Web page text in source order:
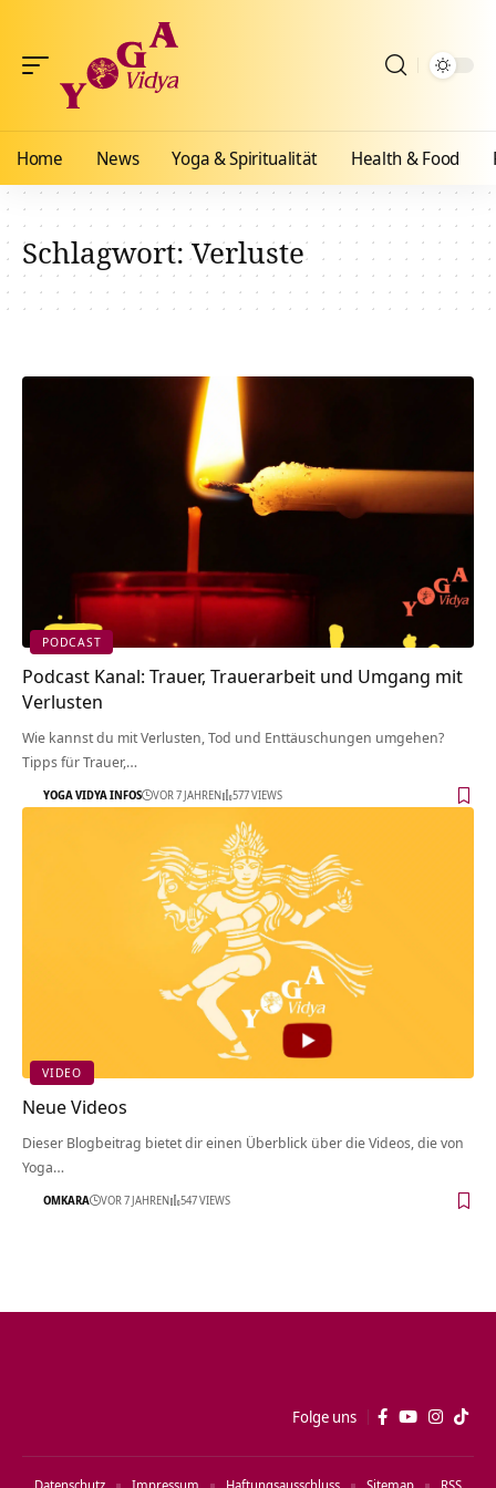
Home News Yoga & Spiritualität Health & Food
Schlagwort:Verluste
PODCAST
Podcast Kanal: Trauer, Trauerarbeit und Umgang mit
Verlusten
Wie kannst du mit Verlusten, Tod und Enttäuschungen umgehen?
Tipps für Trauer,…
YOGA VIDYA INFOS VOR 7 JAHREN 577 VIEWS
VIDEO
Neue Videos
Dieser Blogbeitrag bietet dir einen Überblick über die Videos, die von
Yoga…
OMKARA VOR 7 JAHREN 547 VIEWS
Folge uns